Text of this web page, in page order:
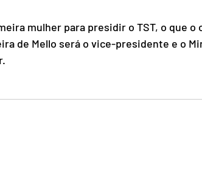
mulher para presidir o TST, o que o
de Mello será o vice-presidente e o